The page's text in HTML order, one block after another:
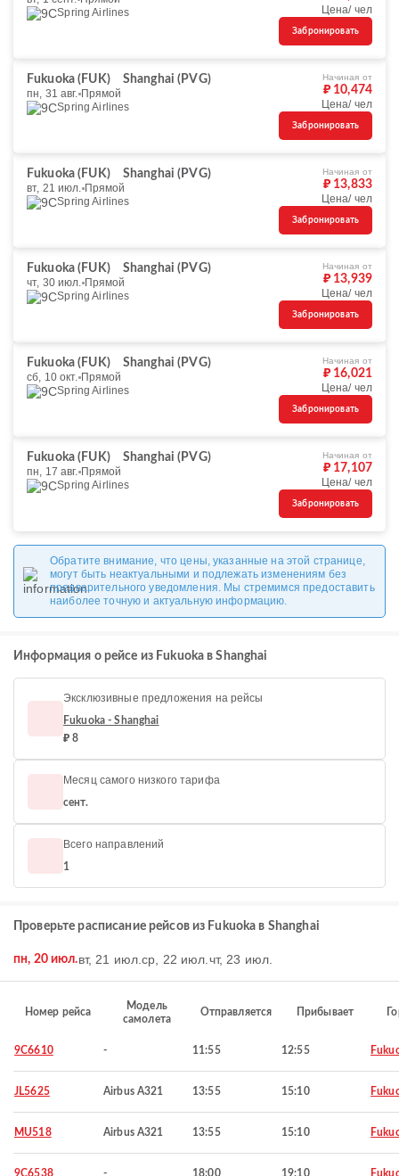
Spring Airlines
Цена/ чел
Забронировать
Fukuoka (FUK)
Shanghai (PVG)
пн, 31 авг. Прямой
Spring Airlines
Начиная от
₽ 10,474
Цена/ чел
Забронировать
Fukuoka (FUK)
Shanghai (PVG)
вт, 21 июл. Прямой
Spring Airlines
Начиная от
₽ 13,833
Цена/ чел
Забронировать
Fukuoka (FUK)
Shanghai (PVG)
чт, 30 июл. Прямой
Spring Airlines
Начиная от
₽ 13,939
Цена/ чел
Забронировать
Fukuoka (FUK)
Shanghai (PVG)
сб, 10 окт. Прямой
Spring Airlines
Начиная от
₽ 16,021
Цена/ чел
Забронировать
Fukuoka (FUK)
Shanghai (PVG)
пн, 17 авг. Прямой
Spring Airlines
Начиная от
₽ 17,107
Цена/ чел
Забронировать
Обратите внимание, что цены, указанные на этой странице,
могут быть неактуальными и подлежать изменениям без
предварительного уведомления. Мы стремимся предоставить
наиболее точную и актуальную информацию.
Информация о рейсе из Fukuoka в Shanghai
Эксклюзивные предложения на рейсы
Fukuoka - Shanghai
₽ 8
Месяц самого низкого тарифа
сент.
Всего направлений
1
Проверьте расписание рейсов из Fukuoka в Shanghai
пн, 20 июл.вт, 21 июл.ср, 22 июл. чт, 23 июл.
Номер рейса
Модель
самолета
Отправляется Прибывает
9C6610 - 11:55 12:55
JL5625 Airbus A321 13:55 15:10
MU518 Airbus A321 13:55 15:10
9C6538 - 18:00 19:10